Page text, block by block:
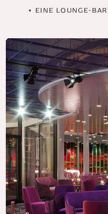
• EINE LOUNGE-